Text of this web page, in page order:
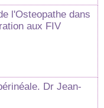
l'Osteopathe dans
aux FIV
Dr Jean-